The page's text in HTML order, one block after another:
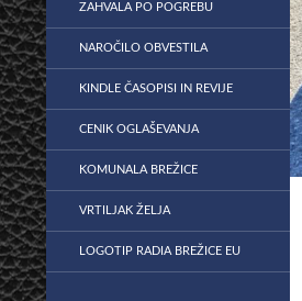
ZAHVALA PO POGREBU
NAROČILO OBVESTILA
KINDLE ČASOPISI IN REVIJE
CENIK OGLAŠEVANJA
KOMUNALA BREŽICE
VRTILJAK ŽELJA
LOGOTIP RADIA BREŽICE EU